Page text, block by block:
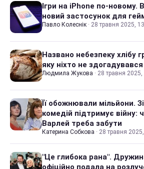
Ігри на iPhone по-новому.
новий застосунок для
Павло Колеснік · 28 травня 2025,
Названо небезпеку хлібу
яку ніхто не здогадувався
Людмила Жукова · 28 травня 2025,
Її обожнювали мільйони.
комедій підтримує війну:
Варлей треба забути
Катерина Собкова · 28 травня
"Це глибока рана".
офіційно подала на